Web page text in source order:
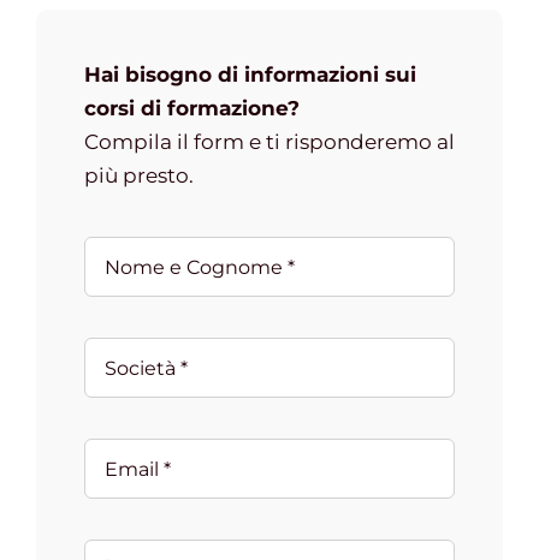
Hai bisogno di informazioni sui
corsi di formazione?
Compila il form e ti risponderemo al
più presto.